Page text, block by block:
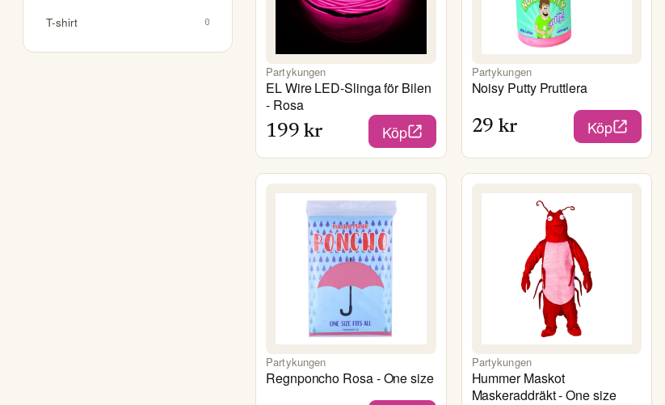
T-shirt 0
Partykungen
EL Wire LED-Slinga för Bilen
- Rosa
199 kr Köp
Partykungen
Noisy Putty Pruttlera
29 kr Köp
Partykungen
Regnponcho Rosa - One size
Partykungen
Hummer Maskot
Maskeraddräkt - One size